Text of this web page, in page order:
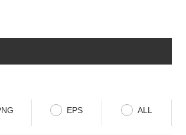
EPS ALL